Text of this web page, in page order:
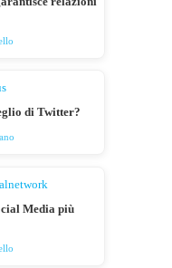
di Twitter?
Media più